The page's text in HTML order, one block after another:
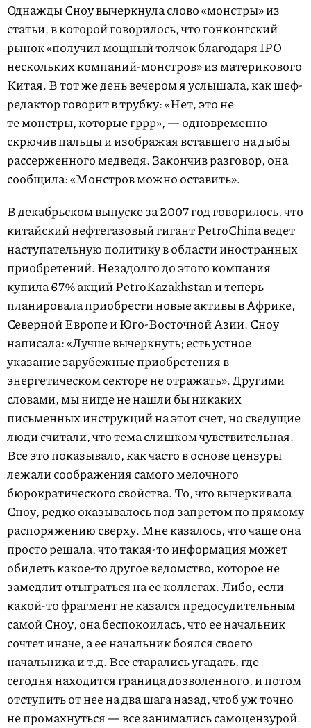
Однажды Сноу вычеркнула слово «монстры» из
статьи, в которой говорилось, что гонконгский
рынок «получил мощный толчок благодаря IPO
нескольких компаний-монстров» из материкового
Китая. В тот же день вечером я услышала, как шеф-
редактор говорит в трубку: «Нет, это не
те монстры, которые гррр», — одновременно
скрючив пальцы и изображая вставшего на дыбы
рассерженного медведя. Закончив разговор, она
сообщила: «Монстров можно оставить».
В декабрьском выпуске за 2007 год говорилось, что
китайский нефтегазовый гигант PetroChina ведет
наступательную политику в области иност­ранных
приобретений. Незадолго до этого компания
купила 67% акций PetroKazakhstan и теперь
планировала приобрести новые активы в Африке,
Северной Европе и Юго-Восточной Азии. Сноу
написала: «Лучше вычеркнуть; есть устное
указание зарубежные приобретения в
энергетическом секторе не отражать». Другими
словами, мы нигде не нашли бы никаких
письменных инструкций на этот счет, но сведущие
люди считали, что тема слишком чувствительная.
Все это показывало, как часто в основе цензуры
лежали соображения самого мелочного
бюрократического свойства. То, что вычеркивала
Сноу, редко оказывалось под запретом по прямому
распоряжению сверху. Мне казалось, что чаще она
просто решала, что такая-то информация может
обидеть какое-то другое ведомство, которое не
замедлит отыграться на ее коллегах. Либо, если
какой-то фрагмент не казался предосудительным
самой Сноу, она беспокоилась, что ее начальник
сочтет иначе, а ее начальник боялся своего
начальника и т.д. Все старались угадать, где
сегодня находится граница дозволенного, и потом
отступить от нее на два шага назад, чтоб уж точно
не промахнуться — все занимались самоцензурой.